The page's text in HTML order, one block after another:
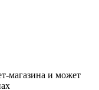
магазина и может